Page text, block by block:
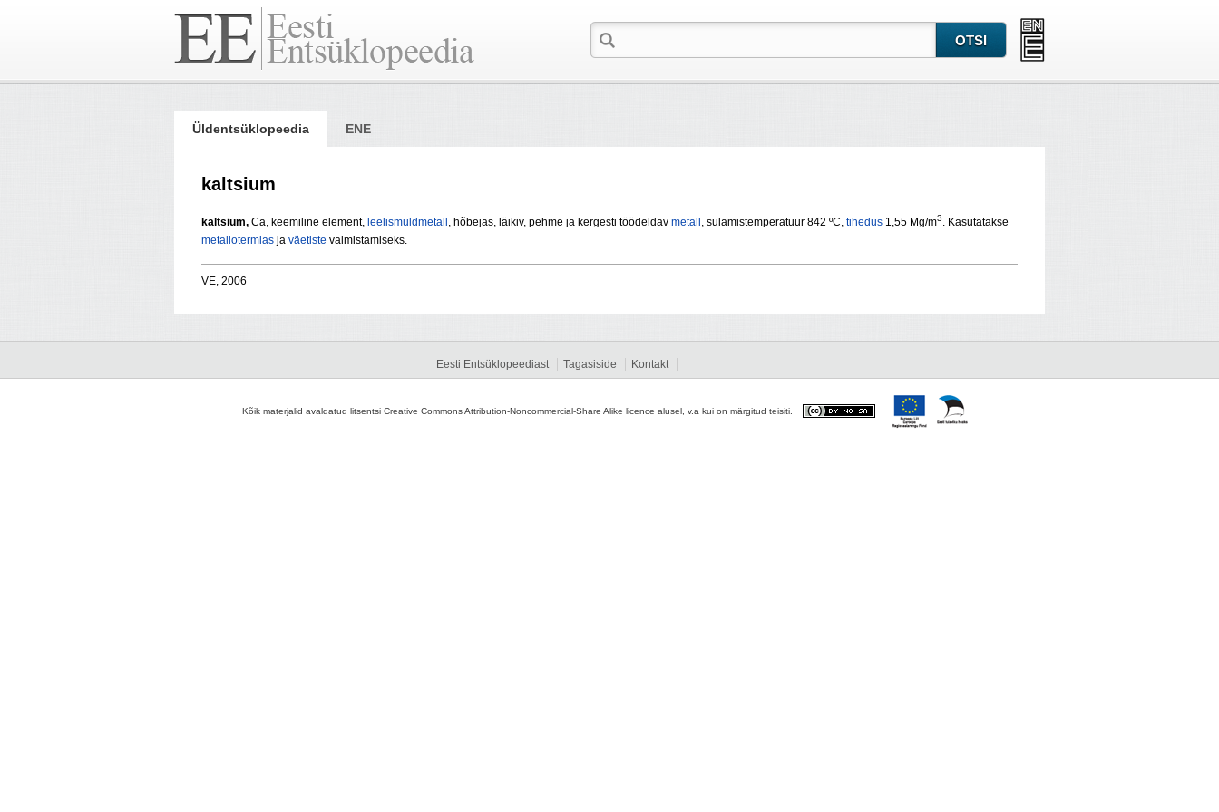
Üldentsüklopeedia ENE
kaltsium
kaltsium, Ca, keemiline element, leelismuldmetall , hõbejas, läikiv, pehme ja kergesti töödeldav metall , sulamistemperatuur 842 ºC, tihedus 1,55 Mg/m3. Kasutatakse
metallotermias ja väetiste valmistamiseks.
VE, 2006
Eesti Entsüklopeediast Tagasiside Kontakt
Kõik materjalid avaldatud litsentsi Creative Commons Attribution-Noncommercial-Share Alike licence alusel, v.a kui on märgitud teisiti.